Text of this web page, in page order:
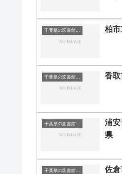
千葉県の図書館｜勉強できる場所 柏
香
浦
県
佐